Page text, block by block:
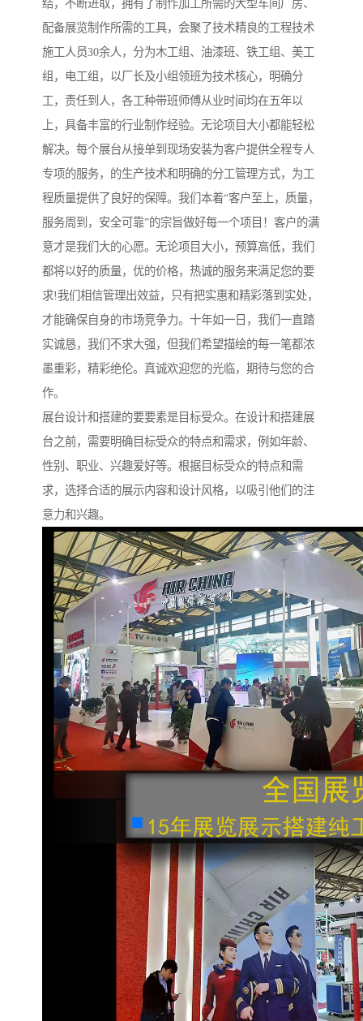
结，不断进取，拥有了制作加工所需的大型车间厂房、
配备展览制作所需的工具，会聚了技术精良的工程技术
施工人员30余人，分为木工组、油漆班、铁工组、美工
组，电工组，以厂长及小组领班为技术核心，明确分
工，责任到人，各工种带班师傅从业时间均在五年以
上，具备丰富的行业制作经验。无论项目大小都能轻松
解决。每个展台从接单到现场安装为客户提供全程专人
专项的服务，的生产技术和明确的分工管理方式，为工
程质量提供了良好的保障。我们本着“客户至上，质量，
服务周到，安全可靠”的宗旨做好每一个项目！客户的满
意才是我们大的心愿。无论项目大小，预算高低，我们
都将以好的质量，优的价格，热诚的服务来满足您的要
求!我们相信管理出效益，只有把实惠和精彩落到实处，
才能确保自身的市场竞争力。十年如一日，我们一直踏
实诚恳，我们不求大强，但我们希望描绘的每一笔都浓
墨重彩，精彩绝伦。真诚欢迎您的光临，期待与您的合
作。
展台设计和搭建的要要素是目标受众。在设计和搭建展
台之前，需要明确目标受众的特点和需求，例如年龄、
性别、职业、兴趣爱好等。根据目标受众的特点和需
求，选择合适的展示内容和设计风格，以吸引他们的注
意力和兴趣。